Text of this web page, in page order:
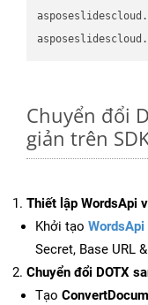
Chuyển đổi
giản trên
Thiết lập WordsApi
Khởi tạo WordsApi
Secret, Base URL
Chuyển đổi DOTX
Tạo